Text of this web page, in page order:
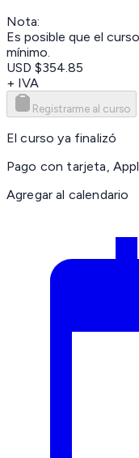
Nota:
Es posible que el
mínimo.
USD $354.85
+ IVA
Registrarme al curso
El curso ya finalizó
Pago con tarjeta,
Agregar al calendario